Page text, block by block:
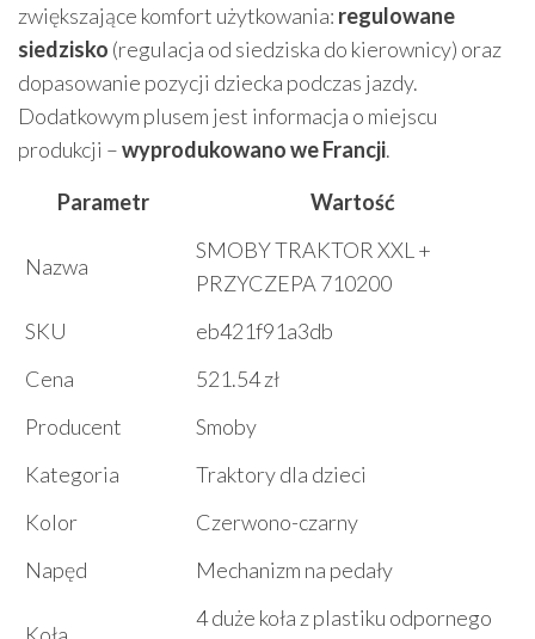
zwiększające komfort użytkowania: regulowane
siedzisko (regulacja od siedziska do kierownicy) oraz
dopasowanie pozycji dziecka podczas jazdy.
Dodatkowym plusem jest informacja o miejscu
produkcji –wyprodukowano we Francji.
Parametr
Wartość
Nazwa
SMOBY TRAKTOR XXL +
PRZYCZEPA 710200
SKU
eb421f91a3db
Cena
521.54 zł
Producent
Smoby
Kategoria
Traktory dla dzieci
Kolor
Czerwono-czarny
Napęd
Mechanizm na pedały
4 duże koła z plastiku odpornego